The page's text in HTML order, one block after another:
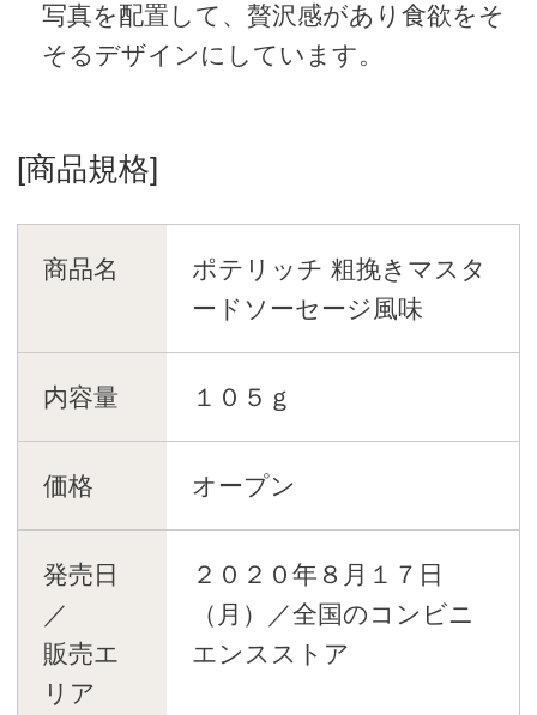
写真を配置して、贅沢感があり食欲をそ
そるデザインにしています。
[商品規格]
商品名
ポテリッチ 粗挽きマスタ
ードソーセージ風味
内容量 １０５ｇ
価格 オープン
発売日
／
販売エ
リア
２０２０年８月１７日
（月）／全国のコンビニ
エンスストア